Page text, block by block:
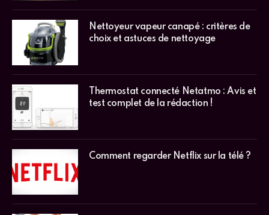
Nettoyeur vapeur canapé : critères de
choix et astuces de nettoyage
Thermostat connecté Netatmo : Avis et
test complet de la rédaction !
Comment regarder Netflix sur la télé ?